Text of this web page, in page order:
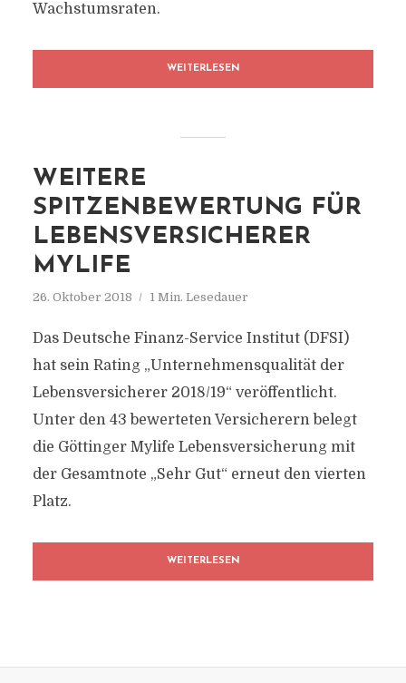
Wachstumsraten.
WEITERLESEN
WEITERE
SPITZENBEWERTUNG FÜR
LEBENSVERSICHERER
MYLIFE
26. Oktober 2018 1 Min. Lesedauer
Das Deutsche Finanz-Service Institut (DFSI)
hat sein Rating „Unternehmensqualität der
Lebensversicherer 2018/19“ veröffentlicht.
Unter den 43 bewerteten Versicherern belegt
die Göttinger Mylife Lebensversicherung mit
der Gesamtnote „Sehr Gut“ erneut den vierten
Platz.
WEITERLESEN